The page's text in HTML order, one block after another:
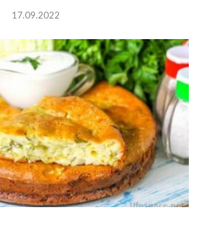
17.09.2022